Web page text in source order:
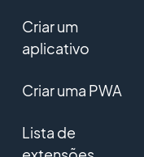
Criar um
aplicativo
Criar uma PWA
Lista de